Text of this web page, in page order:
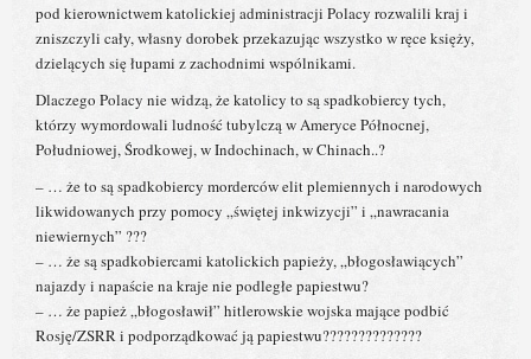
pod kierownictwem katolickiej administracji Polacy rozwalili kraj i
zniszczyli cały, własny dorobek przekazując wszystko w ręce księży,
dzielących się łupami z zachodnimi wspólnikami.
Dlaczego Polacy nie widzą, że katolicy to są spadkobiercy tych,
którzy wymordowali ludność tubylczą w Ameryce Północnej,
Południowej, Środkowej, w Indochinach, w Chinach..?
– … że to są spadkobiercy morderców elit plemiennych i narodowych
likwidowanych przy pomocy „świętej inkwizycji” i „nawracania
niewiernych” ???
– … że są spadkobiercami katolickich papieży, „błogosławiących”
najazdy i napaście na kraje nie podległe papiestwu?
– … że papież „błogosławił” hitlerowskie wojska mające podbić
Rosję/ZSRR i podporządkować ją papiestwu??????????????